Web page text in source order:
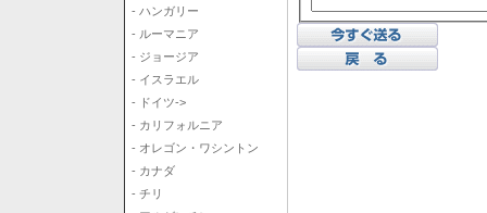
- ハンガリー
- ルーマニア
- ジョージア
- イスラエル
- ドイツ->
- カリフォルニア
- オレゴン・ワシントン
- カナダ
- チリ